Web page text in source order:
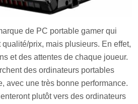
que de PC portable gamer qui
qual ité/prix, mais plusieurs. En effet,
etdes attentes de chaque joueur.
chentdes ordinateurs portables
, avec une très bonne performance.
erontpl utôtvers des ordinateurs